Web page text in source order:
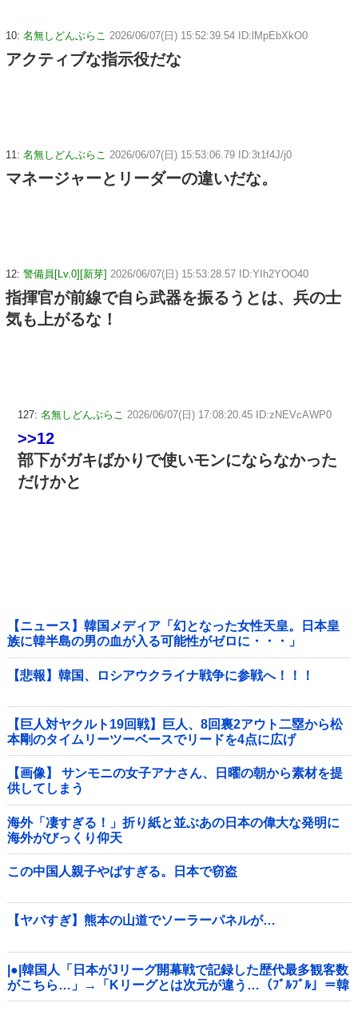
10: 名無しどんぶらこ 2026/06/07(日) 15:52:39.54 ID:lMpEbXkO0
アクティブな指示役だな
11: 名無しどんぶらこ 2026/06/07(日) 15:53:06.79 ID:3t1f4J/j0
マネージャーとリーダーの違いだな。
12: 警備員[Lv.0][新芽] 2026/06/07(日) 15:53:28.57 ID:YIh2YOO40
指揮官が前線で自ら武器を振るうとは、兵の士
気も上がるな！
127: 名無しどんぶらこ 2026/06/07(日) 17:08:20.45 ID:zNEVcAWP0
>>12
部下がガキばかりで使いモンにならなかった
だけかと
【ニュース】韓国メディア「幻となった女性天皇。日本皇
族に韓半島の男の血が入る可能性がゼロに・・・」
【悲報】韓国、ロシアウクライナ戦争に参戦へ！！！
【巨人対ヤクルト19回戦】巨人、8回裏2アウト二塁から松
本剛のタイムリーツーベースでリードを4点に広げ
る！！！！！！！！他
【画像】 サンモニの女子アナさん、日曜の朝から素材を提
供してしまう
海外「凄すぎる！」折り紙と並ぶあの日本の偉大な発明に
海外がびっくり仰天
この中国人親子やばすぎる。日本で窃盗
【ヤバすぎ】熊本の山道でソーラーパネルが…
|●|韓国人「日本がJリーグ開幕戦で記録した歴代最多観客数
がこちら…」→「Kリーグとは次元が違う…（ﾌﾞﾙﾌﾞﾙ」＝韓
国の反応